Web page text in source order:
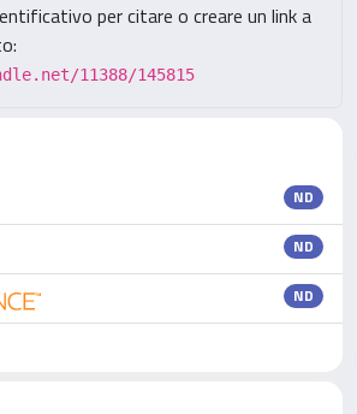
per citare o creare un link a
11388/145815
ND
ND
ND